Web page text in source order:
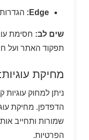
Edge:
שים לב: חסימת
תפקוד האתר ועל
מחיקת עוגיות:
ניתן למחוק
הדפדפן. מחיקת
שמורות ותחייב
הפרטיות.